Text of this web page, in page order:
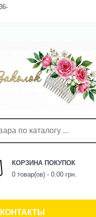
КОРЗИНА ПОКУПОК
0 товар(ов) - 0.00 грн.
КОНТАКТЫ